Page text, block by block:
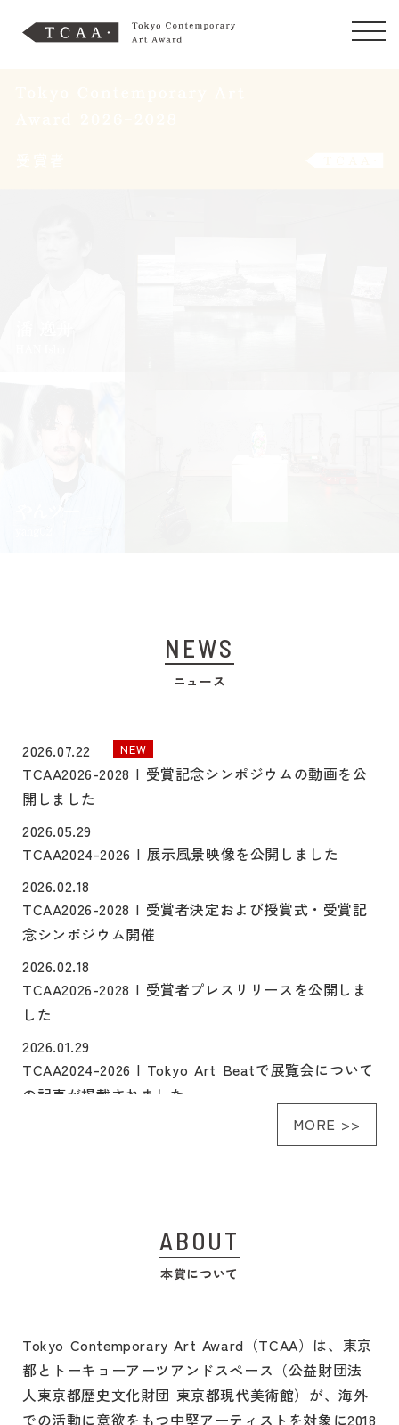
NEWS
ニュース
2026.07.22
TCAA2026-2028 | 受賞記念シンポジウムの動画を公
開しました
2026.05.29
TCAA2024-2026 | 展示風景映像を公開しました
2026.02.18
TCAA2026-2028 | 受賞者決定および授賞式・受賞記
念シンポジウム開催
2026.02.18
TCAA2026-2028 | 受賞者プレスリリースを公開しま
した
2026.01.29
TCAA2024-2026 | Tokyo Art Beatで展覧会について
の記事が掲載されました
TCAA2024-2026｜呉夏枝「grand-mother island
TCAA 2024-2026｜呉夏枝による鑑賞ツアーおよび担
当学芸員によるギャラリートークを開催
2026.01.13
TCAA2024-2026 | Aestheticaで展覧会についての記
事が掲載されました
MORE >>
ABOUT
本賞について
Tokyo Contemporary Art Award（TCAA）は、東京
都とトーキョーアーツアンドスペース（公益財団法
人東京都歴史文化財団 東京都現代美術館）が、海外
での活動に意欲をもつ中堅アーティストを対象に2018